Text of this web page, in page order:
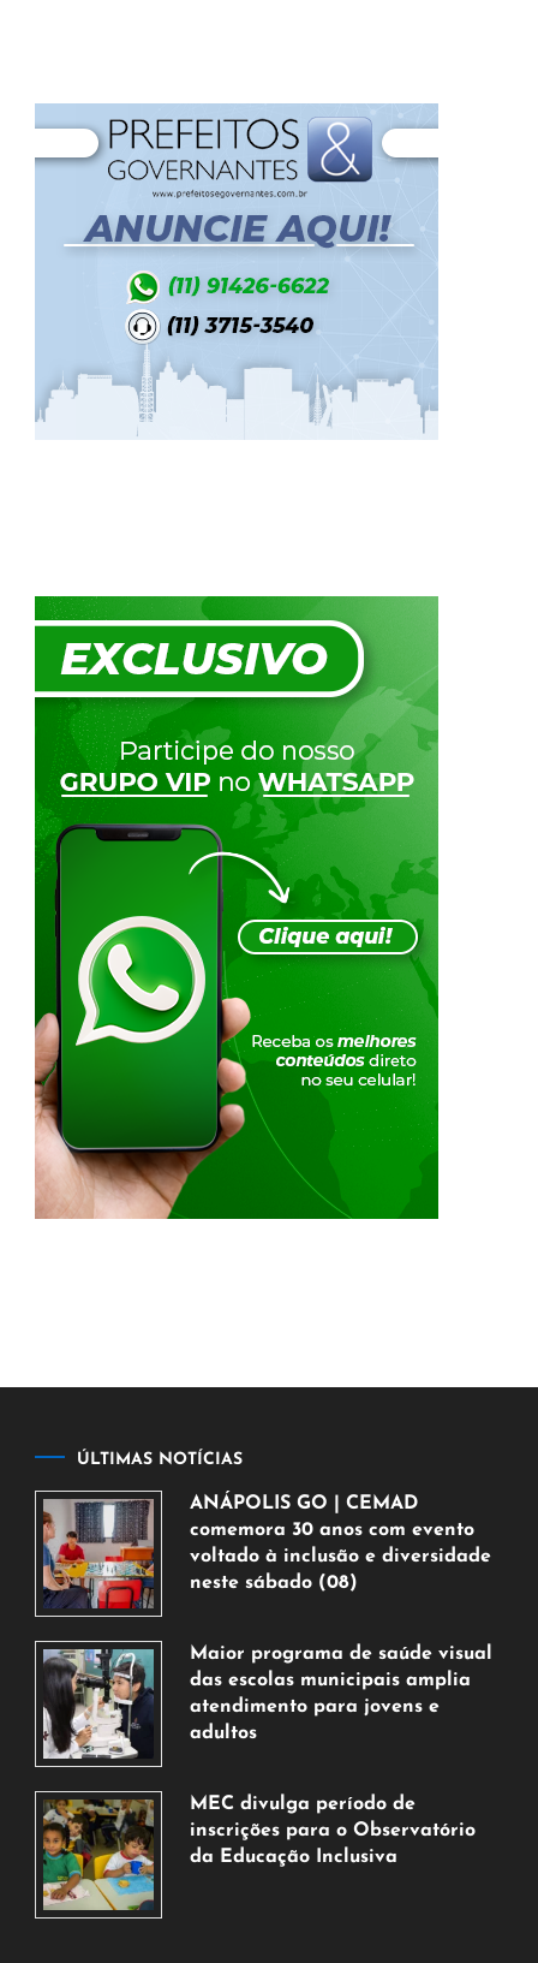
ÚLTIMAS NOTÍCIAS
ANÁPOLIS GO | CEMAD
comemora 30 anos com evento
voltado à inclusão e diversidade
neste sábado (08)
de
agosto
de
2026
Maior programa de saúde visual
das escolas municipais amplia
atendimento para jovens e
adultos
de
agosto
de
MEC divulga período de
inscrições para o Observatório
da Educação Inclusiva